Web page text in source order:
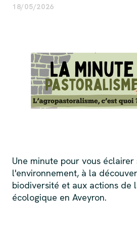
18/05/2026
Une minute pour vous
l'environnement, à la
biodiversité et aux actions de
écologique en Aveyron.